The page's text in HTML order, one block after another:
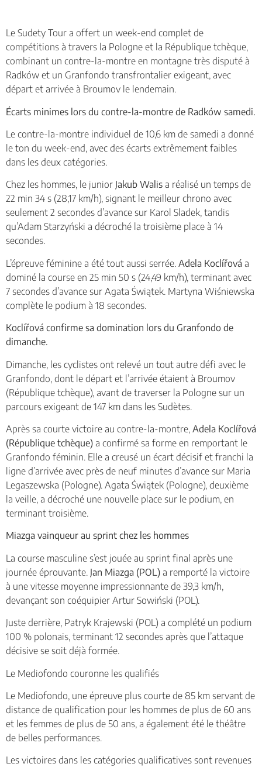
Le Sudety Tour a offert un week-end complet de
compétitions à travers la Pologne et la République tchèque,
combinant un contre-la-montre en montagne très disputé à
Radków et un Granfondo transfrontalier exigeant, avec
départ et arrivée à Broumov le lendemain.
Écarts minimes lors du contre-la-montre de Radków samedi.
Le contre-la-montre individuel de 10,6 km de samedi a donné
le ton du week-end, avec des écarts extrêmement faibles
dans les deux catégories.
Chez les hommes, le junior Jakub Walis a réalisé un temps de
22 min 34 s (28,17 km/h), signant le meilleur chrono avec
seulement 2 secondes d’avance sur Karol Sladek, tandis
qu’Adam Starzyński a décroché la troisième place à 14
secondes.
L’épreuve féminine a été tout aussi serrée. Adela Koclířová a
dominé la course en 25 min 50 s (24,49 km/h), terminant avec
7 secondes d’avance sur Agata Świątek. Martyna Wiśniewska
complète le podium à 18 secondes.
Koclířová confirme sa domination lors du Granfondo de
dimanche.
Dimanche, les cyclistes ont relevé un tout autre défi avec le
Granfondo, dont le départ et l’arrivée étaient à Broumov
(République tchèque), avant de traverser la Pologne sur un
parcours exigeant de 147 km dans les Sudètes.
Après sa courte victoire au contre-la-montre, Adela Koclířová
(République tchèque) a confirmé sa forme en remportant le
Granfondo féminin. Elle a creusé un écart décisif et franchi la
ligne d’arrivée avec près de neuf minutes d’avance sur Maria
Legaszewska (Pologne). Agata Świątek (Pologne), deuxième
la veille, a décroché une nouvelle place sur le podium, en
terminant troisième.
Miazga vainqueur au sprint chez les hommes
La course masculine s’est jouée au sprint final après une
journée éprouvante. Jan Miazga (POL) a remporté la victoire
à une vitesse moyenne impressionnante de 39,3 km/h,
devançant son coéquipier Artur Sowiński (POL).
Juste derrière, Patryk Krajewski (POL) a complété un podium
100 % polonais, terminant 12 secondes après que l’attaque
décisive se soit déjà formée.
Le Mediofondo couronne les qualifiés
Le Mediofondo, une épreuve plus courte de 85 km servant de
distance de qualification pour les hommes de plus de 60 ans
et les femmes de plus de 50 ans, a également été le théâtre
de belles performances.
Les victoires dans les catégories qualificatives sont revenues